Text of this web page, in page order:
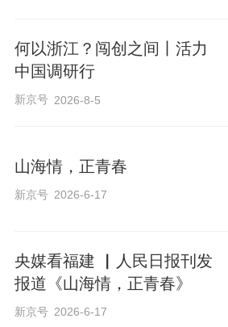
何以浙江？闯创之间丨活力
中国调研行
新京号 2026-8-5
山海情，正青春
新京号 2026-6-17
央媒看福建 ▏人民日报刊发
报道《山海情，正青春》
新京号 2026-6-17